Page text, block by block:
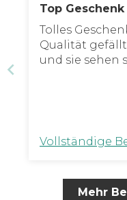
Top Geschenk
Tolles
Qualität
und sie sehen
Vollständige
Mehr